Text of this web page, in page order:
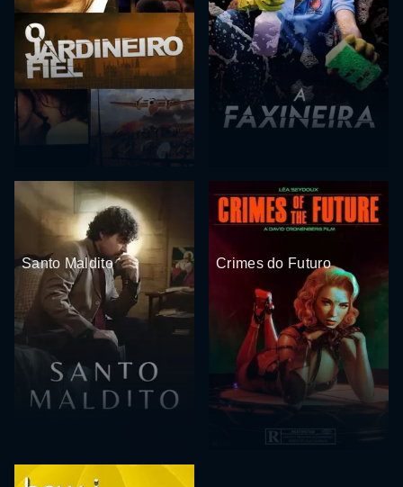
Santo Maldito Crimes do Futuro